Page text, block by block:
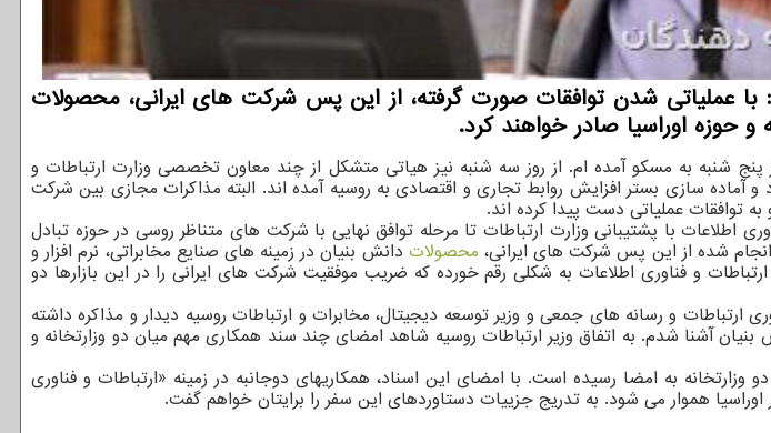
با عملیاتی شدن توافقات صورت گرفته، از این پس شرکت های ایرانی، محصولات
و حوزه اوراسیا صادر خواهند کرد.
پنج شنبه به مسکو آمده ام. از روز سه شنبه نیز هیاتی متشکل از چند معاون تخصصی وزارت ارتباطات و
خود و آماده سازی بستر افزایش روابط تجاری و اقتصادی به روسیه آمده اند. البته مذاکرات مجازی بین شرکت
توافقات عملیاتی دست پیدا کرده اند.
با پشتیبانی وزارت ارتباطات تا مرحله توافق نهایی با شرکت های متناظر روسی در حوزه تبادل
شده از این پس شرکت های ایرانی، محصولات دانش بنیان در زمینه های صنایع مخابراتی، نرم افزار و
و فناوری اطلاعات به شکلی رقم خورده که ضریب موفقیت شرکت های ایرانی را در این بازارها دو
ارتباطات و رسانه های جمعی و وزیر توسعه دیجیتال، مخابرات و ارتباطات روسیه دیدار و مذاکره داشته
آشنا شدم. به اتفاق وزیر ارتباطات روسیه شاهد امضای چند سند همکاری مهم میان دو وزارتخانه و
به امضا رسیده است. با امضای این اسناد، همکاریهای دوجانبه در زمینه «ارتباطات و فناوری
هموار می شود. به تدریج جزییات دستاوردهای این سفر را برایتان خواهم گفت.